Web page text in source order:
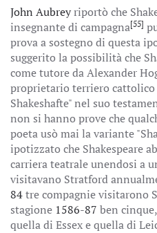
John Aubreyriportò che
insegnante di campagna[55]
prova a sostegno di questa
suggerito la possibilità che
come tutore da Alexander
proprietario terriero
Shakeshafte" nel suo
non si hanno prove che
poeta usò mai la variante
ipotizzato che Shakespeare
carriera teatrale unendosi a
visitavano Stratford
84tre compagnie visitarono
stagione 1586-87 ben
quella di Essex e quella di